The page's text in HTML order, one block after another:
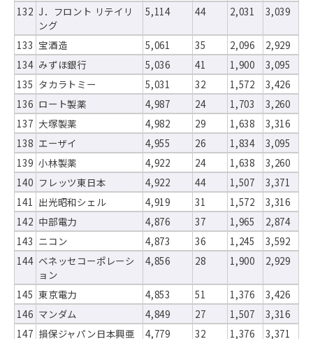
132 J．フロント リテイリ
ング
5,114 44 2,031 3,039
133 宝酒造 5,061 35 2,096
2,929
134 みずほ銀行 5,036 41 1,900
3,095
135 タカラトミー 5,031 32 1,572
3,426
136 ロート製薬 4,987 24 1,703
3,260
137 大塚製薬 4,982 29 1,638
3,316
138 エーザイ 4,955 26 1,834
3,095
139 小林製薬 4,922 24 1,638
3,260
140 フレッツ東日本 4,922 44 1,507
3,371
141 出光昭和シェル 4,919 31 1,572
3,316
142 中部電力 4,876 37 1,965
2,874
143 ニコン 4,873 36 1,245
3,592
144 ベネッセコーポレーシ
ョン
4,856 28 1,900 2,929
145 東京電力 4,853 51 1,376
3,426
146 マンダム 4,849 27 1,507
3,316
147 損保ジャパン日本興亜 4,779 32 1,376
3,371